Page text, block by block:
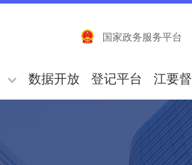
国家政务服务平台
数据开放 登记平台 江要督